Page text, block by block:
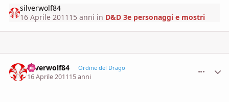
silverwolf84
16 Aprile 2011 15 anni in D&D 3e personaggi e mostri
silverwolf84 Ordine del Drago
16 Aprile 201115 anni